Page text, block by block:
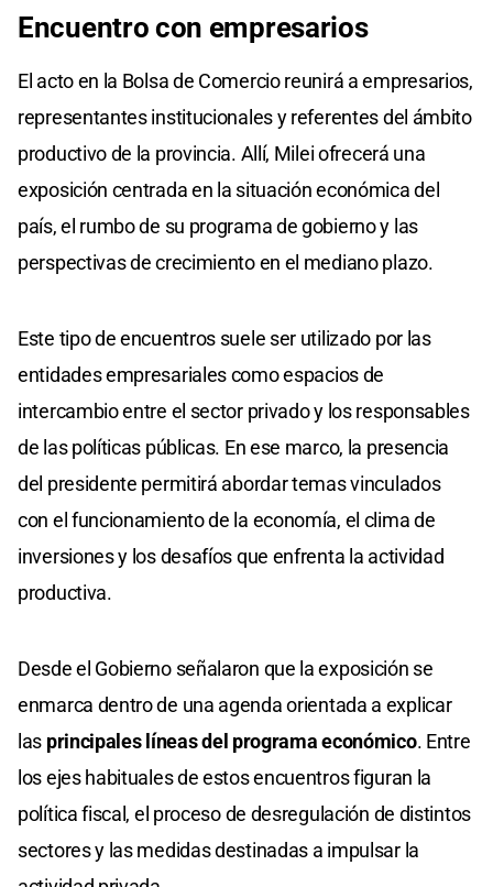
Encuentro con empresarios
El acto en la Bolsa de Comercio reunirá a empresarios,
representantes institucionales y referentes del ámbito
productivo de la provincia. Allí, Milei ofrecerá una
exposición centrada en la situación económica del
país, el rumbo de su programa de gobierno y las
perspectivas de crecimiento en el mediano plazo.
Este tipo de encuentros suele ser utilizado por las
entidades empresariales como espacios de
intercambio entre el sector privado y los responsables
de las políticas públicas. En ese marco, la presencia
del presidente permitirá abordar temas vinculados
con el funcionamiento de la economía, el clima de
inversiones y los desafíos que enfrenta la actividad
productiva.
Desde el Gobierno señalaron que la exposición se
enmarca dentro de una agenda orientada a explicar
las principales líneas del programa económico. Entre
los ejes habituales de estos encuentros figuran la
política fiscal, el proceso de desregulación de distintos
sectores y las medidas destinadas a impulsar la